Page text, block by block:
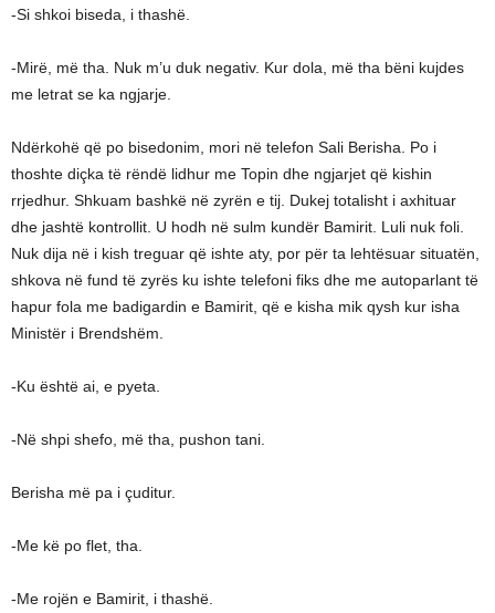
-Si shkoi biseda, i thashë.
-Mirë, më tha. Nuk m’u duk negativ. Kur dola, më tha bëni kujdes
me letrat se ka ngjarje.
Ndërkohë që po bisedonim, mori në telefon Sali Berisha. Po i
thoshte diçka të rëndë lidhur me Topin dhe ngjarjet që kishin
rrjedhur. Shkuam bashkë në zyrën e tij. Dukej totalisht i axhituar
dhe jashtë kontrollit. U hodh në sulm kundër Bamirit. Luli nuk foli.
Nuk dija në i kish treguar që ishte aty, por për ta lehtësuar situatën,
shkova në fund të zyrës ku ishte telefoni fiks dhe me autoparlant të
hapur fola me badigardin e Bamirit, që e kisha mik qysh kur isha
Ministër i Brendshëm.
-Ku është ai, e pyeta.
-Në shpi shefo, më tha, pushon tani.
Berisha më pa i çuditur.
-Me kë po flet, tha.
-Me rojën e Bamirit, i thashë.